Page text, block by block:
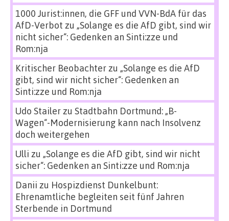
1000 Jurist:innen, die GFF und VVN-BdA für das
AfD-Verbot zu „Solange es die AfD gibt, sind wir
nicht sicher“: Gedenken an Sinti:zze und
Rom:nja
Kritischer Beobachterzu „Solange es die AfD
gibt, sind wir nicht sicher“: Gedenken an
Sinti:zze und Rom:nja
Udo Stailerzu Stadtbahn Dortmund: „B-
Wagen“-Modernisierung kann nach Insolvenz
doch weitergehen
Ulli zu „Solange es die AfD gibt, sind wir nicht
sicher“: Gedenken an Sinti:zze und Rom:nja
Danii zu Hospizdienst Dunkelbunt:
Ehrenamtliche begleiten seit fünf Jahren
Sterbende in Dortmund